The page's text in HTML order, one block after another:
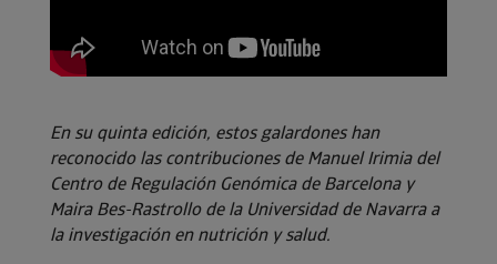
En su quinta edición, estos galardones han
reconocido las contribuciones de Manuel Irimia del
Centro de Regulación Genómica de Barcelona y
Maira Bes-Rastrollo de la Universidad de Navarra a
la investigación en nutrición y salud.